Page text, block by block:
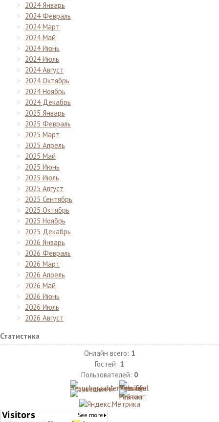
2024 Январь
2024 Февраль
2024 Март
2024 Май
2024 Июнь
2024 Июль
2024 Август
2024 Октябрь
2024 Ноябрь
2024 Декабрь
2025 Январь
2025 Февраль
2025 Март
2025 Апрель
2025 Май
2025 Июнь
2025 Июль
2025 Август
2025 Сентябрь
2025 Октябрь
2025 Ноябрь
2025 Декабрь
2026 Январь
2026 Февраль
2026 Март
2026 Апрель
2026 Май
2026 Июнь
2026 Июль
2026 Август
Статистика
Онлайн всего: 1
Гостей: 1
Пользователей: 0